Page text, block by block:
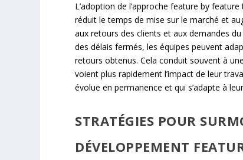
L’adoption de l’approche feature by
réduit le temps de mise sur le marché et
aux retours des clients et aux demandes
des délais fermés, les équipes peuvent
retours obtenus. Cela conduit souvent à
voient plus rapidement l’impact de leur
évolue en permanence et qui s’adapte à
STRATÉGIES POUR
DÉVELOPPEMENT